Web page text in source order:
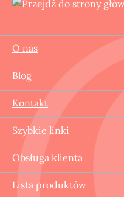
O nas
Blog
Kontakt
Szybkie linki
Obsługa klienta
Lista produktów